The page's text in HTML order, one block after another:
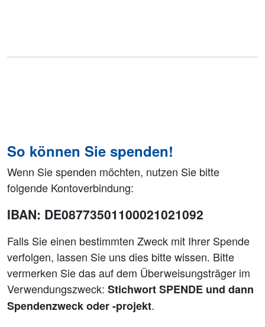
So können Sie spenden!
Wenn Sie spenden möchten, nutzen Sie bitte
folgende Kontoverbindung:
IBAN: DE08773501100021021092
Falls Sie einen bestimmten Zweck mit Ihrer Spende
verfolgen, lassen Sie uns dies bitte wissen. Bitte
vermerken Sie das auf dem Überweisungsträger im
Verwendungszweck: Stichwort SPENDE und dann
Spendenzweck oder -projekt.